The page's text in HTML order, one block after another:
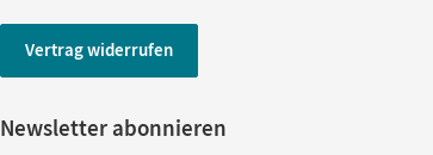
Vertrag widerrufen
Newsletter abonnieren